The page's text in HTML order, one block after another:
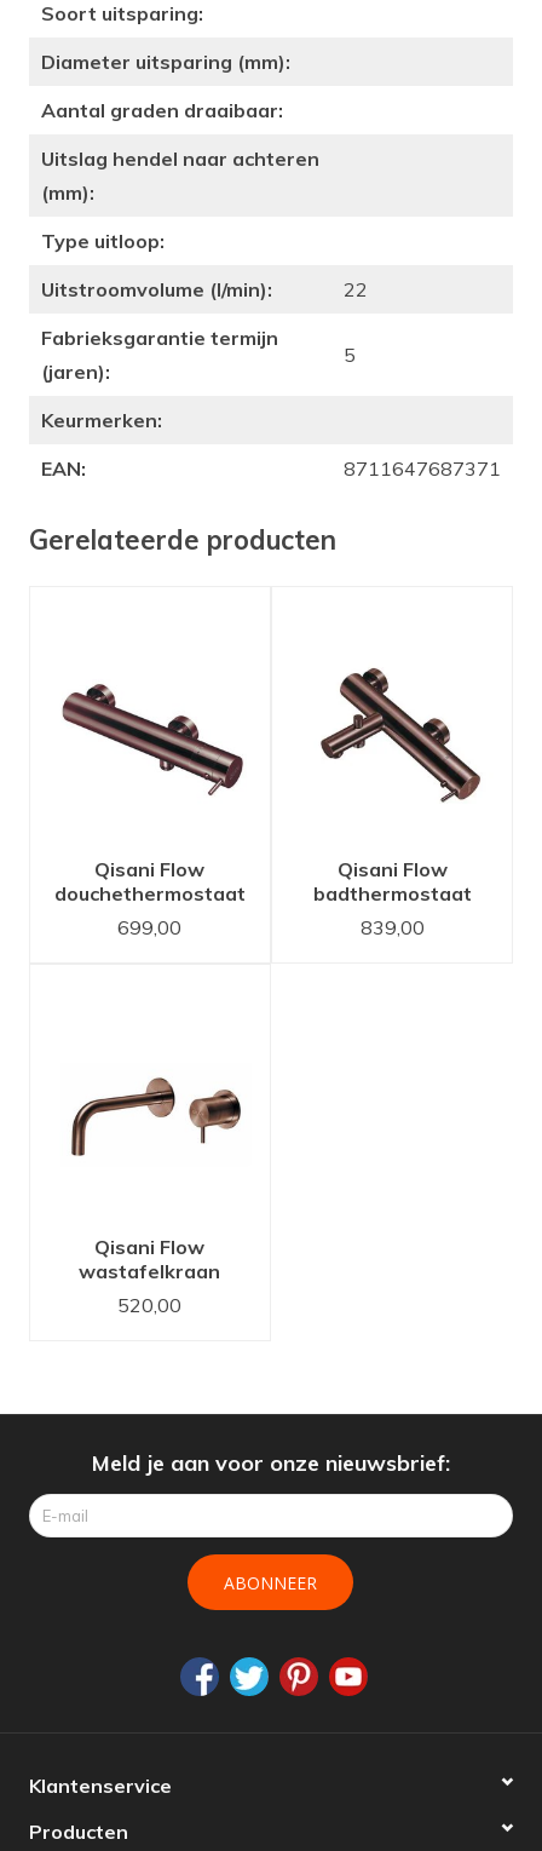
Soort uitsparing:
Diameter uitsparing (mm):
Aantal graden draaibaar:
Uitslag hendel naar achteren
(mm):
Type uitloop:
Uitstroomvolume (l/min):
22
Fabrieksgarantie termijn
(jaren):
5
Keurmerken:
EAN:
8711647687371
Gerelateerde producten
Qisani Flow
douchethermostaat
Copper / Koper
699,00
Qisani Flow
badthermostaat
Copper / Koper
839,00
Qisani Flow
wastafelkraan
inbouw 15 cm uitloop
Copper / Koper
520,00
Meld je aan voor onze nieuwsbrief:
ABONNEER
Klantenservice
Producten